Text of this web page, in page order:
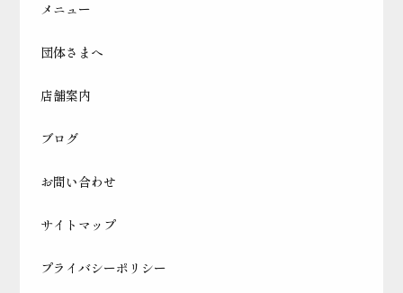
メニュー
団体さまへ
店舗案内
ブログ
お問い合わせ
サイトマップ
プライバシーポリシー